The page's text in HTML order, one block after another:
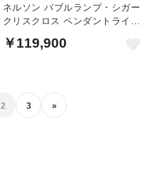
ネルソン バブルランプ・シガー
クリスクロス ペンダントライト
￥119,900
2 3 »